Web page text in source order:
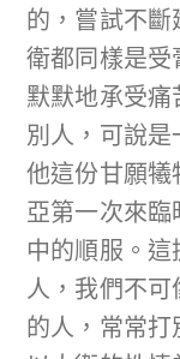
的，嘗試不
衛都同樣是
默默地承受
別人，可說
他這份甘願犧
亞第一次來
中的順服。
人，我們不
的人，常常